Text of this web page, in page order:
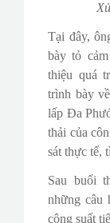
Tại đây,
bày tỏ
thiệu quá
trình bày
lấp Đa
thải của
sát thực tế,
Sau buổi
những câu
công suất